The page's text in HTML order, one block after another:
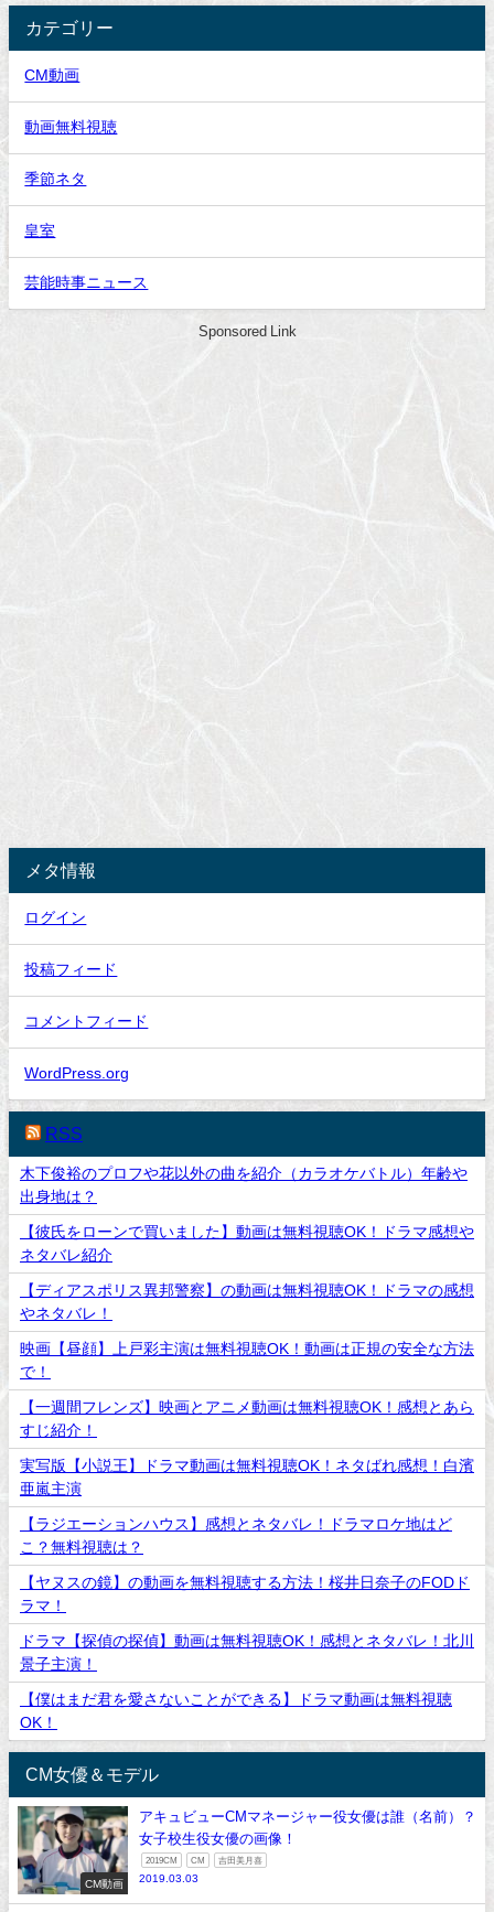
カテゴリー
CM動画
動画無料視聴
季節ネタ
皇室
芸能時事ニュース
Sponsored Link
メタ情報
ログイン
投稿フィード
コメントフィード
WordPress.org
RSS
木下俊裕のプロフや花以外の曲を紹介（カラオケバトル）年齢や
出身地は？
【彼氏をローンで買いました】動画は無料視聴OK！ドラマ感想や
ネタバレ紹介
【ディアスポリス異邦警察】の動画は無料視聴OK！ドラマの感想
やネタバレ！
映画【昼顔】上戸彩主演は無料視聴OK！動画は正規の安全な方法
で！
【一週間フレンズ】映画とアニメ動画は無料視聴OK！感想とあら
すじ紹介！
実写版【小説王】ドラマ動画は無料視聴OK！ネタばれ感想！白濱
亜嵐主演
【ラジエーションハウス】感想とネタバレ！ドラマロケ地はど
こ？無料視聴は？
【ヤヌスの鏡】の動画を無料視聴する方法！桜井日奈子のFODド
ラマ！
ドラマ【探偵の探偵】動画は無料視聴OK！感想とネタバレ！北川
景子主演！
【僕はまだ君を愛さないことができる】ドラマ動画は無料視聴
OK！
CM女優＆モデル
CM動画
アキュビューCMマネージャー役女優は誰（名前）？
女子校生役女優の画像！
2019CM CM 吉田美月喜
2019.03.03